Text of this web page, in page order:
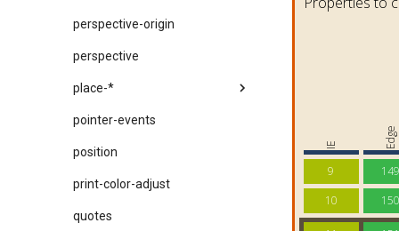
perspective-origin
perspective
place-*
pointer-events
position
print-color-adjust
quotes